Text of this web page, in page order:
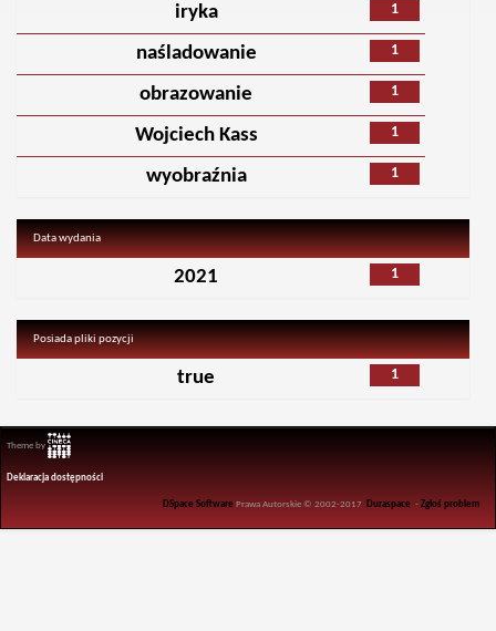
1
iryka
1
naśladowanie
1
obrazowanie
1
Wojciech Kass
1
wyobraźnia
Data wydania
1
2021
Posiada pliki pozycji
1
true
Theme by
Deklaracja dostępności
DSpace Software Prawa Autorskie © 2002-2017 Duraspace -Zgłoś problem